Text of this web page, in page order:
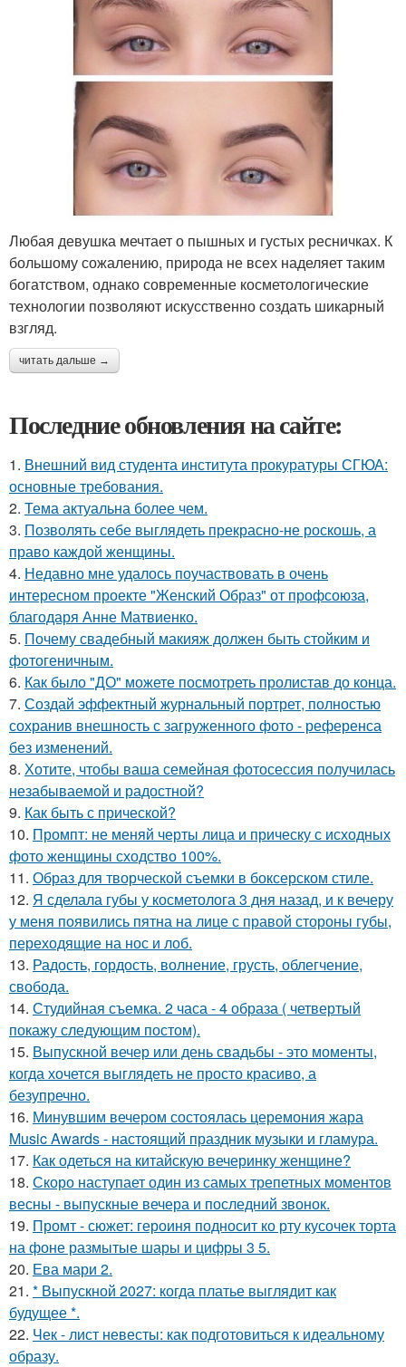
Любая девушка мечтает о пышных и густых ресничках. К
большому сожалению, природа не всех наделяет таким
богатством, однако современные косметологические
технологии позволяют искусственно создать шикарный
взгляд.
читать дальше →
Последние обновления на сайте:
1. Внешний вид студента института прокуратуры СГЮА:
основные требования.
2. Тема актуальна более чем.
3. Позволять себе выглядеть прекрасно-не роскошь, а
право каждой женщины.
4. Недавно мне удалось поучаствовать в очень
интересном проекте "Женский Образ" от профсоюза,
благодаря Анне Матвиенко.
5. Почему свадебный макияж должен быть стойким и
фотогеничным.
6. Как было "ДО" можете посмотреть пролистав до конца.
7. Создай эффектный журнальный портрет, полностью
сохранив внешность с загруженного фото - референса
без изменений.
8. Хотите, чтобы ваша семейная фотосессия получилась
незабываемой и радостной?
9. Как быть с прической?
10. Промпт: не меняй черты лица и прическу с исходных
фото женщины сходство 100%.
11. Образ для творческой съемки в боксерском стиле.
12. Я сделала губы у косметолога 3 дня назад, и к вечеру
у меня появились пятна на лице с правой стороны губы,
переходящие на нос и лоб.
13. Радость, гордость, волнение, грусть, облегчение,
свобода.
14. Студийная съемка. 2 часа - 4 образа ( четвертый
покажу следующим постом).
15. Выпускной вечер или день свадьбы - это моменты,
когда хочется выглядеть не просто красиво, а
безупречно.
16. Минувшим вечером состоялась церемония жара
Music Awards - настоящий праздник музыки и гламура.
17. Как одеться на китайскую вечеринку женщине?
18. Скоро наступает один из самых трепетных моментов
весны - выпускные вечера и последний звонок.
19. Промт - сюжет: героиня подносит ко рту кусочек торта
на фоне размытые шары и цифры 3 5.
20. Ева мари 2.
21. * Выпускной 2027: когда платье выглядит как
будущее *.
22. Чек - лист невесты: как подготовиться к идеальному
образу.